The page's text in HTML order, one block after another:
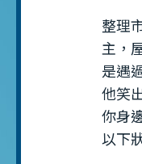
整理
主，
是遇
他笑
你身
以下